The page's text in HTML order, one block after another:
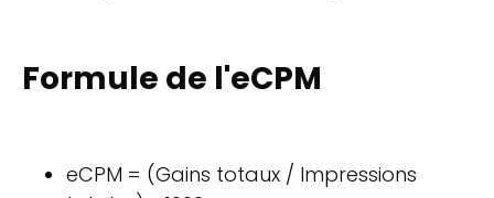
Formule de l'eCPM
eCPM = (Gains totaux / Impressions